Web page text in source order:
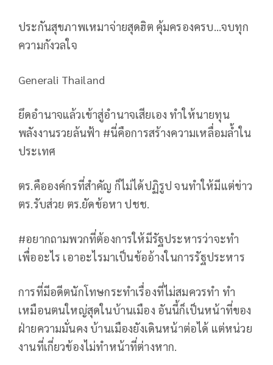
ประกันสุขภาพเหมาจ่ายสุดฮิต คุ้มครองครบ...จบทุก
ความกังวลใจ
Generali Thailand
ยึดอำนาจแล้วเข้าสู่อำนาจเสียเอง ทำให้นายทุน
พลังงานรวยล้นฟ้า #นี่คือการสร้างความเหลื่อมล้ำใน
ประเทศ
ตร.คือองค์กรที่สำคัญ ก็ไม่ได้ปฏิรูป จนทำให้มีแต่ข่าว
ตร.รับส่วย ตร.ยัดข้อหา ปชช.
#อยากถามพวกที่ต้องการให้มีรัฐประหารว่าจะทำ
เพื่ออะไร เอาอะไรมาเป็นข้ออ้างในการรัฐประหาร
การที่มีอดีตนักโทษกระทำเรื่องที่ไม่สมควรทำ ทำ
เหมือนตนใหญ่สุดในบ้านเมือง อันนี้ก็เป็นหน้าที่ของ
ฝ่ายความมั่นคง บ้านเมืองยังเดินหน้าต่อได้ แต่หน่วย
งานที่เกี่ยวข้องไม่ทำหน้าที่ต่างหาก.